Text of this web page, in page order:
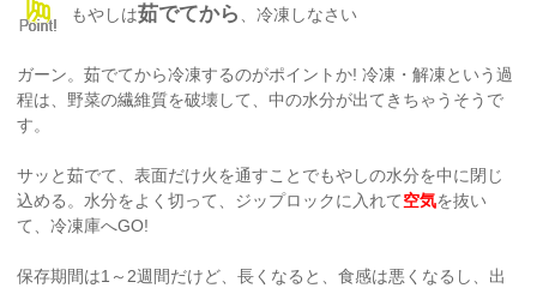
もやしは茹でてから 、冷凍しなさい
ガーン。茹でてから冷凍するのがポイントか! 冷凍・解凍という過
程は、野菜の繊維質を破壊して、中の水分が出てきちゃうそうで
す。
サッと茹でて、表面だけ火を通すことでもやしの水分を中に閉じ
込める。水分をよく切って、ジップロックに入れて空気を抜い
て、冷凍庫へGO!
保存期間は1～2週間だけど、長くなると、食感は悪くなるし、出